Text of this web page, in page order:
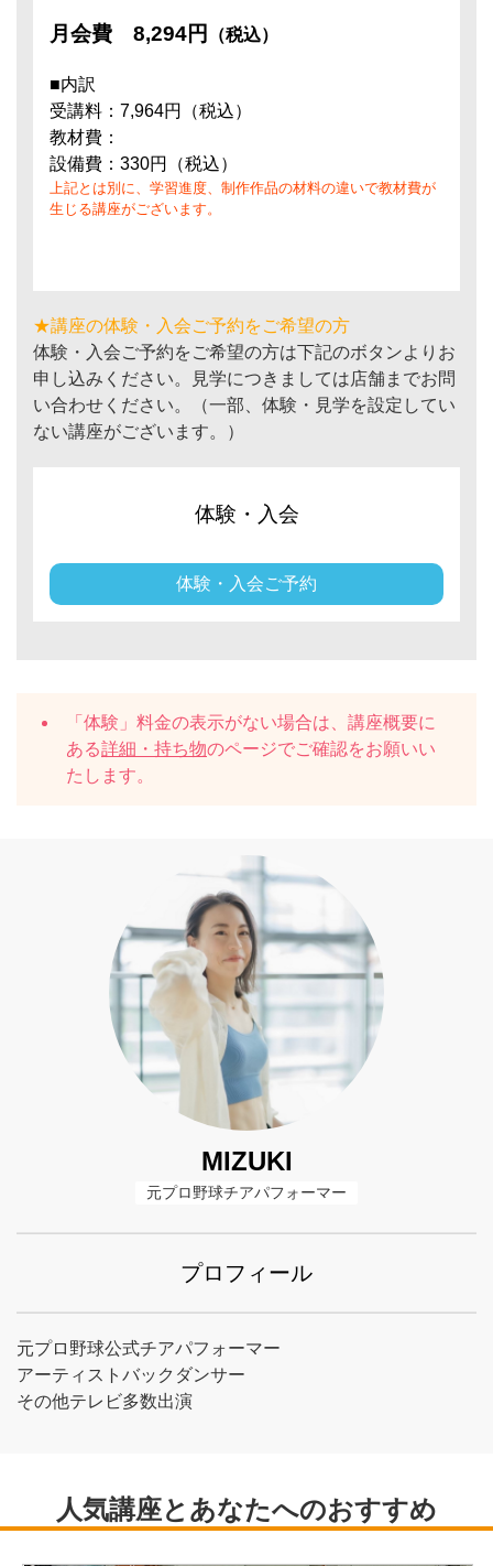
月会費 8,294円 （税込）
■内訳
受講料：7,964円（税込）
教材費：
設備費：330円（税込）
上記とは別に、学習進度、制作作品の材料の違いで教材費が
生じる講座がございます。
★講座の体験・入会ご予約をご希望の方
体験・入会ご予約をご希望の方は下記のボタンよりお
申し込みください。見学につきましては店舗までお問
い合わせください。（一部、体験・見学を設定してい
ない講座がございます。）
体験・入会
体験・入会ご予約
「体験」料金の表示がない場合は、講座概要に
ある詳細・持ち物のページでご確認をお願いい
たします。
MIZUKI
元プロ野球チアパフォーマー
プロフィール
元プロ野球公式チアパフォーマー
アーティストバックダンサー
その他テレビ多数出演